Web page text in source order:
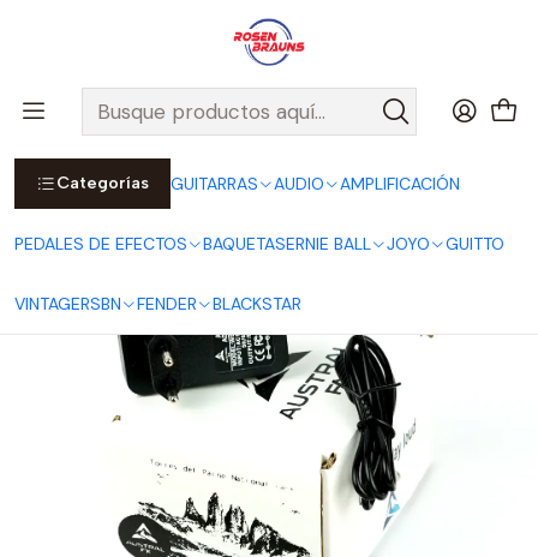
Categorías GUITARRAS AUDIO AMPLIFICACIÓN
PEDALES DE EFECTOS BAQUETASERNIE BALL JOYO GUITTO
VINTAGERSBN FENDER BLACKSTAR
Por compras sobre $25.000 en Santiago urbano, Colina o
Padre Hurtado, incluimos el despacho!
Ver Detalles
Inicio PEDALES DE EFECTOS
Fuentes de Poder
Adaptador para Pedales de Efectos 2000mA + Daisy Chain